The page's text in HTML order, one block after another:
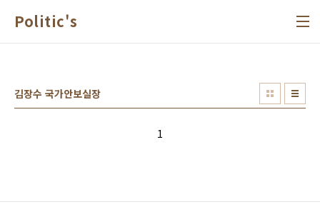
Politic's
김장수 국가안보실장
1